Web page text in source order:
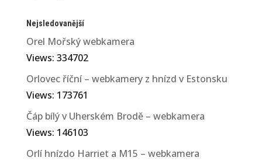
Nejsledovanější
Orel Mořský webkamera
Views: 334702
Orlovec říční – webkamery z hnízd v Estonsku
Views: 173761
Čáp bílý v Uherském Brodě – webkamera
Views: 146103
Orlí hnízdo Harriet a M15 – webkamera